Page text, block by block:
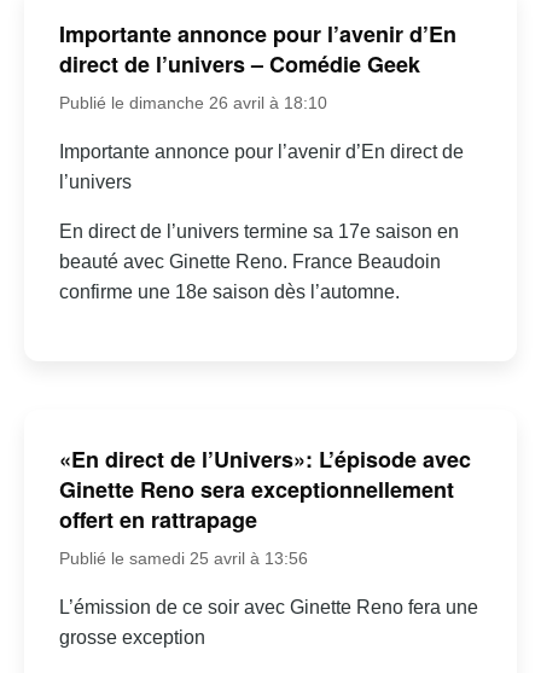
Importante annonce pour l’avenir d’En
direct de l’univers – Comédie Geek
Publié le dimanche 26 avril à 18:10
Importante annonce pour l’avenir d’En direct de
l’univers
En direct de l’univers termine sa 17e saison en
beauté avec Ginette Reno. France Beaudoin
confirme une 18e saison dès l’automne.
«En direct de l’Univers»: L’épisode avec
Ginette Reno sera exceptionnellement
offert en rattrapage
Publié le samedi 25 avril à 13:56
L’émission de ce soir avec Ginette Reno fera une
grosse exception